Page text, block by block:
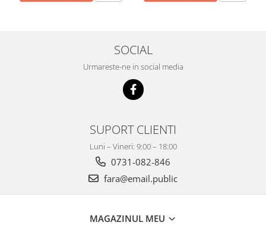
SOCIAL
Urmareste-ne in social media
SUPORT CLIENTI
Luni – Vineri: 9:00 – 18:00
0731-082-846
fara@email.public
MAGAZINUL MEU